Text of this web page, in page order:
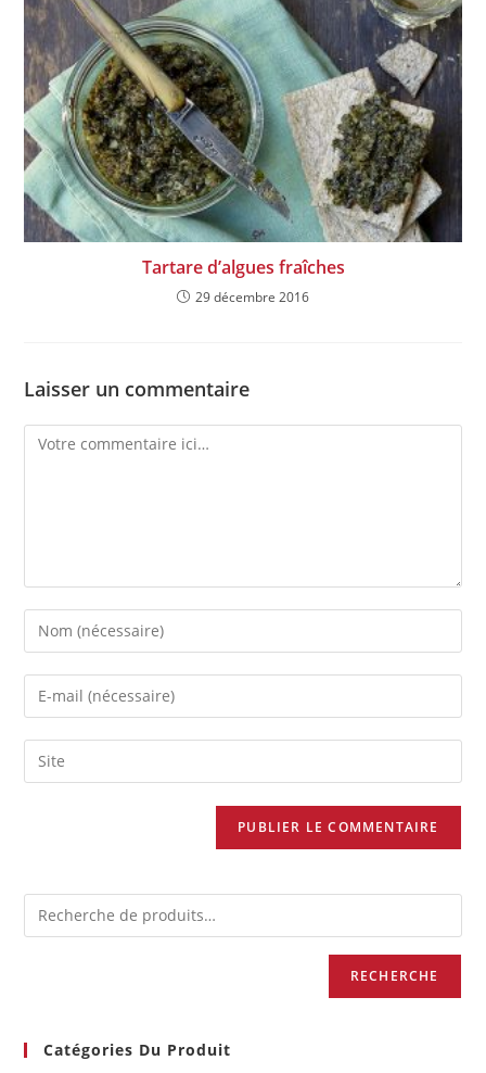
Tartare d’algues fraîches
29 décembre 2016
Laisser un commentaire
RECHERCHE
Catégories Du Produit